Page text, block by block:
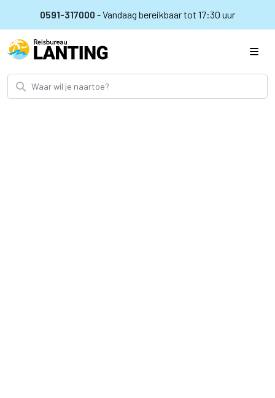
0591-317000 - Vandaag bereikbaar tot 17:30 uur